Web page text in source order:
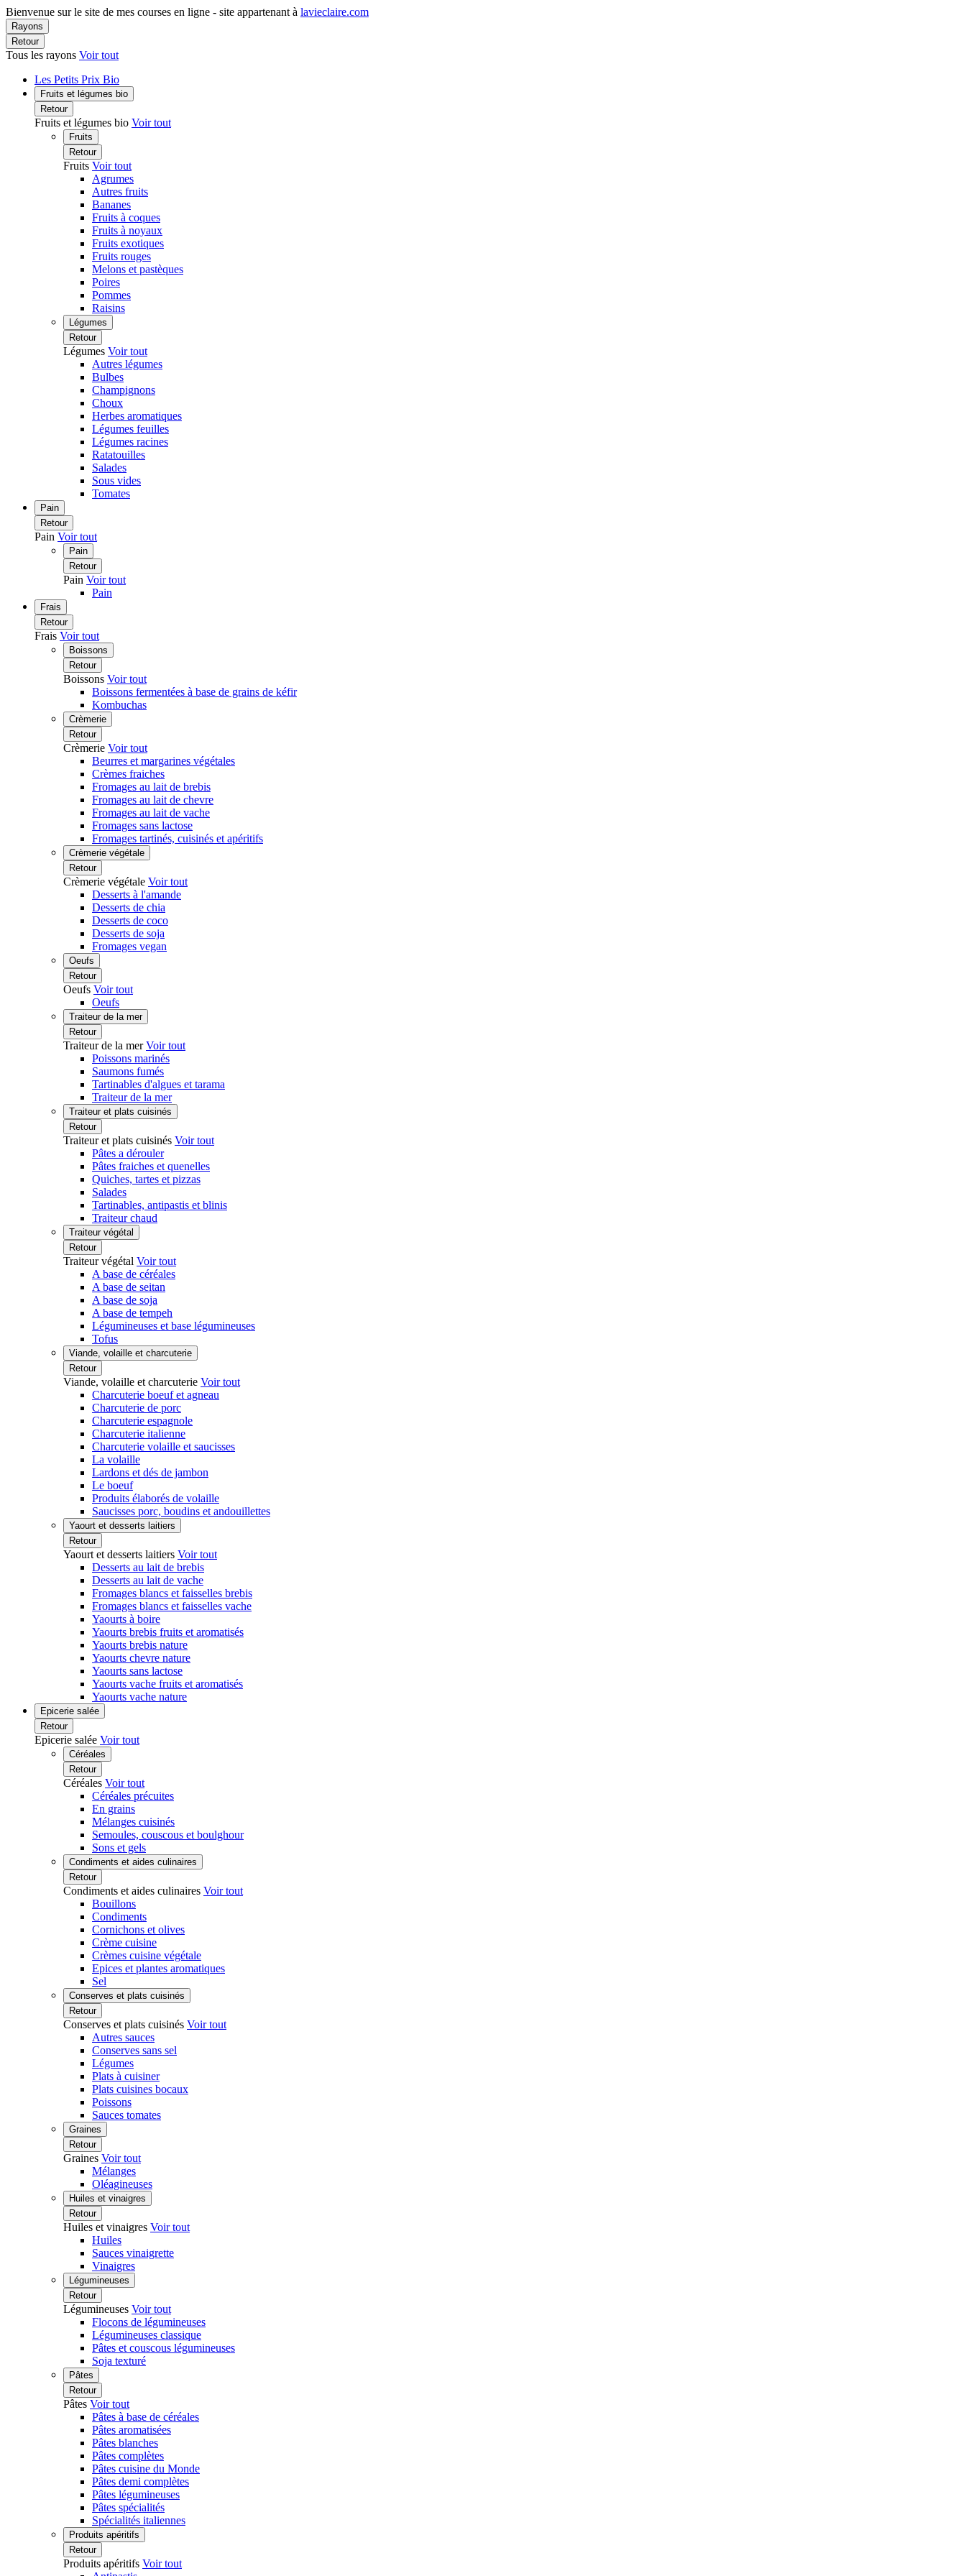
Bienvenue sur le site de mes courses en ligne - site appartenant à lavieclaire.com
Rayons
Retour
Tous les rayons Voir tout
Les Petits Prix Bio
Fruits et légumes bio
Retour
Fruits et légumes bio Voir tout
Fruits
Retour
Fruits Voir tout
Agrumes
Autres fruits
Bananes
Fruits à coques
Fruits à noyaux
Fruits exotiques
Fruits rouges
Melons et pastèques
Poires
Pommes
Raisins
Légumes
Retour
Légumes Voir tout
Autres légumes
Bulbes
Champignons
Choux
Herbes aromatiques
Légumes feuilles
Légumes racines
Ratatouilles
Salades
Sous vides
Tomates
Pain
Retour
Pain Voir tout
Pain
Retour
Pain Voir tout
Pain
Frais
Retour
Frais Voir tout
Boissons
Retour
Boissons Voir tout
Boissons fermentées à base de grains de kéfir
Kombuchas
Crèmerie
Retour
Crèmerie Voir tout
Beurres et margarines végétales
Crèmes fraiches
Fromages au lait de brebis
Fromages au lait de chevre
Fromages au lait de vache
Fromages sans lactose
Fromages tartinés, cuisinés et apéritifs
Crèmerie végétale
Retour
Crèmerie végétale Voir tout
Desserts à l'amande
Desserts de chia
Desserts de coco
Desserts de soja
Fromages vegan
Oeufs
Retour
Oeufs Voir tout
Oeufs
Traiteur de la mer
Retour
Traiteur de la merVoir tout
Poissons marinés
Saumons fumés
Tartinables d'algues et tarama
Traiteur de la mer
Traiteur et plats cuisinés
Retour
Traiteur et plats cuisinés Voir tout
Pâtes a dérouler
Pâtes fraiches et quenelles
Quiches, tartes et pizzas
Salades
Tartinables, antipastis et blinis
Traiteur chaud
Traiteur végétal
Retour
Traiteur végétal Voir tout
A base de céréales
A base de seitan
A base de soja
A base de tempeh
Légumineuses et base légumineuses
Tofus
Viande, volaille et charcuterie
Retour
Viande, volaille et charcuterie Voir tout
Charcuterie boeuf et agneau
Charcuterie de porc
Charcuterie espagnole
Charcuterie italienne
Charcuterie volaille et saucisses
La volaille
Lardons et dés de jambon
Le boeuf
Produits élaborés de volaille
Saucisses porc, boudins et andouillettes
Yaourt et desserts laitiers
Retour
Yaourt et desserts laitiers Voir tout
Desserts au lait de brebis
Desserts au lait de vache
Fromages blancs et faisselles brebis
Fromages blancs et faisselles vache
Yaourts à boire
Yaourts brebis fruits et aromatisés
Yaourts brebis nature
Yaourts chevre nature
Yaourts sans lactose
Yaourts vache fruits et aromatisés
Yaourts vache nature
Epicerie salée
Retour
Epicerie salée Voir tout
Céréales
Retour
Céréales Voir tout
Céréales précuites
En grains
Mélanges cuisinés
Semoules, couscous et boulghour
Sons et gels
Condiments et aides culinaires
Retour
Condiments et aides culinaires Voir tout
Bouillons
Condiments
Cornichons et olives
Crème cuisine
Crèmes cuisine végétale
Epices et plantes aromatiques
Sel
Conserves et plats cuisinés
Retour
Conserves et plats cuisinés Voir tout
Autres sauces
Conserves sans sel
Légumes
Plats à cuisiner
Plats cuisines bocaux
Poissons
Sauces tomates
Graines
Retour
Graines Voir tout
Mélanges
Oléagineuses
Huiles et vinaigres
Retour
Huiles et vinaigres Voir tout
Huiles
Sauces vinaigrette
Vinaigres
Légumineuses
Retour
Légumineuses Voir tout
Flocons de légumineuses
Légumineuses classique
Pâtes et couscous légumineuses
Soja texturé
Pâtes
Retour
Pâtes Voir tout
Pâtes à base de céréales
Pâtes aromatisées
Pâtes blanches
Pâtes complètes
Pâtes cuisine du Monde
Pâtes demi complètes
Pâtes légumineuses
Pâtes spécialités
Spécialités italiennes
Produits apéritifs
Retour
Produits apéritifs Voir tout